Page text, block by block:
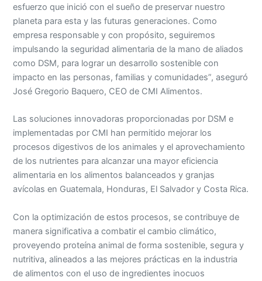
esfuerzo que inició con el sueño de preservar nuestro
planeta para esta y las futuras generaciones. Como
empresa responsable y con propósito, seguiremos
impulsando la seguridad alimentaria de la mano de aliados
como DSM, para lograr un desarrollo sostenible con
impacto en las personas, familias y comunidades”, aseguró
José Gregorio Baquero, CEO de CMI Alimentos.
Las soluciones innovadoras proporcionadas por DSM e
implementadas por CMI han permitido mejorar los
procesos digestivos de los animales y el aprovechamiento
de los nutrientes para alcanzar una mayor eficiencia
alimentaria en los alimentos balanceados y granjas
avícolas en Guatemala, Honduras, El Salvador y Costa Rica.
Con la optimización de estos procesos, se contribuye de
manera significativa a combatir el cambio climático,
proveyendo proteína animal de forma sostenible, segura y
nutritiva, alineados a las mejores prácticas en la industria
de alimentos con el uso de ingredientes inocuos